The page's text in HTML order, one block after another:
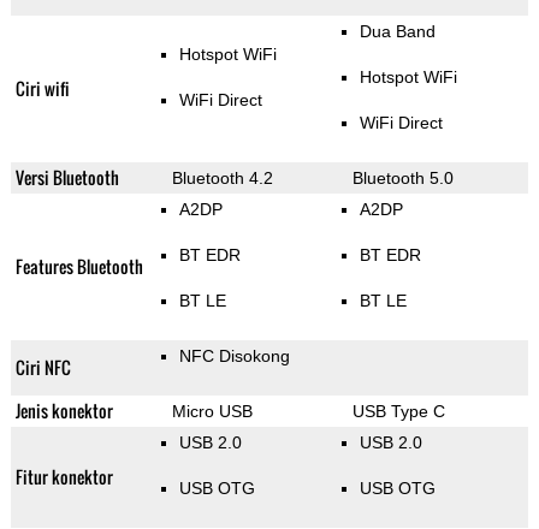
Ciri wifi
Hotspot WiFi
WiFi Direct
Dua Band
Hotspot WiFi
WiFi Direct
Versi Bluetooth Bluetooth 4.2 Bluetooth 5.0
Features Bluetooth
A2DP
BT EDR
BT LE
A2DP
BT EDR
BT LE
Ciri NFC NFC Disokong
Jenis konektor Micro USB USB Type C
Fitur konektor
USB 2.0
USB OTG
USB 2.0
USB OTG